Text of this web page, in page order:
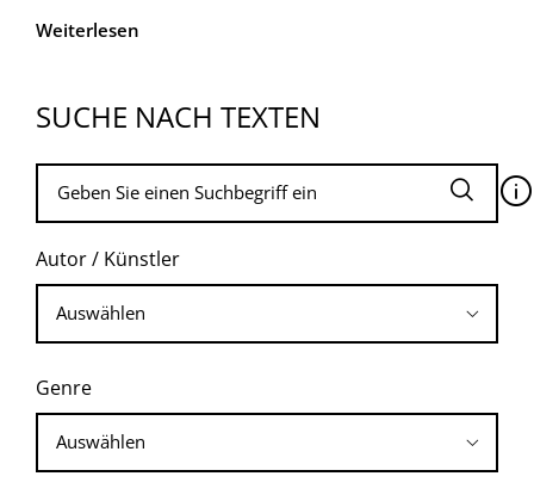
Weiterlesen
SUCHE NACH TEXTEN
🛈
Autor / Künstler
Genre